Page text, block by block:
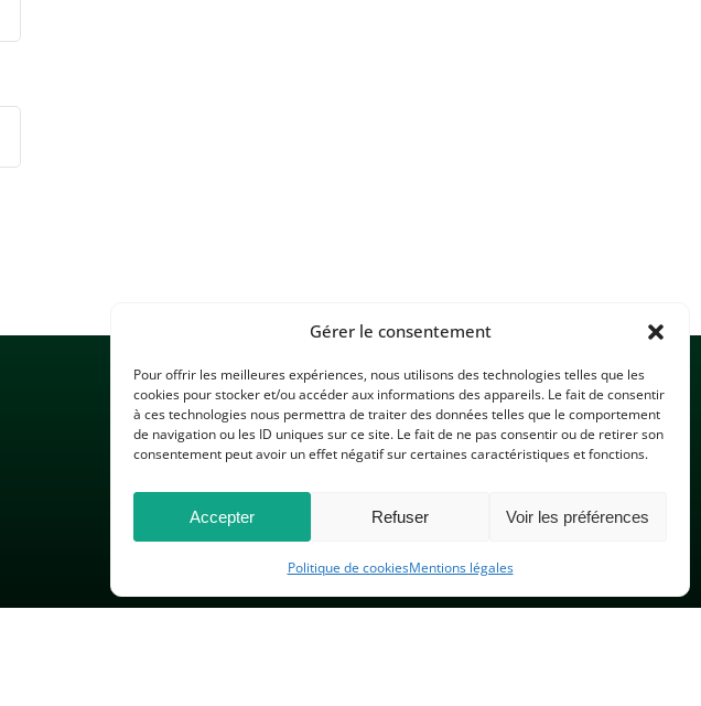
Gérer le consentement
Pour offrir les meilleures expériences, nous utilisons des technologies telles que les
cookies pour stocker et/ou accéder aux informations des appareils. Le fait de consentir
à ces technologies nous permettra de traiter des données telles que le comportement
de navigation ou les ID uniques sur ce site. Le fait de ne pas consentir ou de retirer son
consentement peut avoir un effet négatif sur certaines caractéristiques et fonctions.
Accepter Refuser Voir les préférences
Politique de cookiesMentions légales